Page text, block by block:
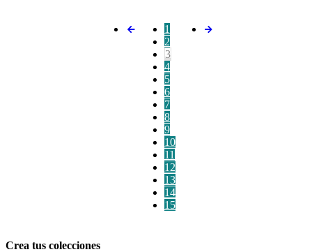
1
2
3
4
5
6
7
8
9
10
11
12
13
14
15
Crea tus colecciones